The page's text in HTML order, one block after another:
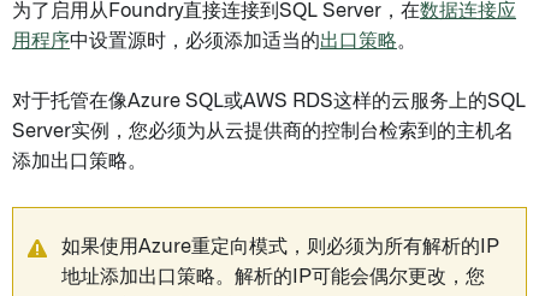
为了启用从Foundry直接连接到SQL Server，在数据连接应
用程序中设置源时，必须添加适当的出口策略。
对于托管在像Azure SQL或AWS RDS这样的云服务上的SQL
Server实例，您必须为从云提供商的控制台检索到的主机名
添加出口策略。
如果使用Azure重定向模式，则必须为所有解析的IP
地址添加出口策略。解析的IP可能会偶尔更改，您